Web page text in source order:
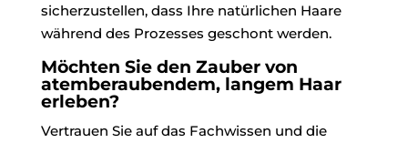
sicherzustellen, dass Ihre natürlichen Haare
während des Prozesses geschont werden.
Möchten Sie den Zauber von
atemberaubendem, langem Haar
erleben?
Vertrauen Sie auf das Fachwissen und die